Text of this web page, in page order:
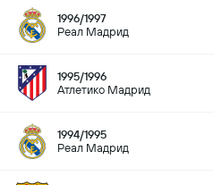
1996/1997
Реал Мадрид
1995/1996
Атлетико Мадрид
1994/1995
Реал Мадрид